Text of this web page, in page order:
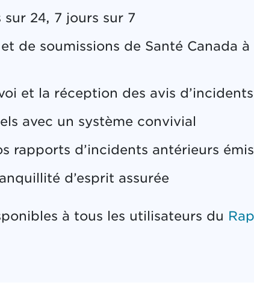
24, 7 jours sur 7
de soumissions de Santé Canada
et la réception des avis
avec un système convivial
rapports d’incidents antérieurs
d’esprit assurée
à tous les utilisateurs du